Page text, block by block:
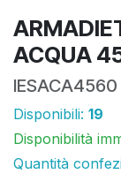
ACQUA
IESACA4560
Disponibili: 19
Disponibilità
Quantità